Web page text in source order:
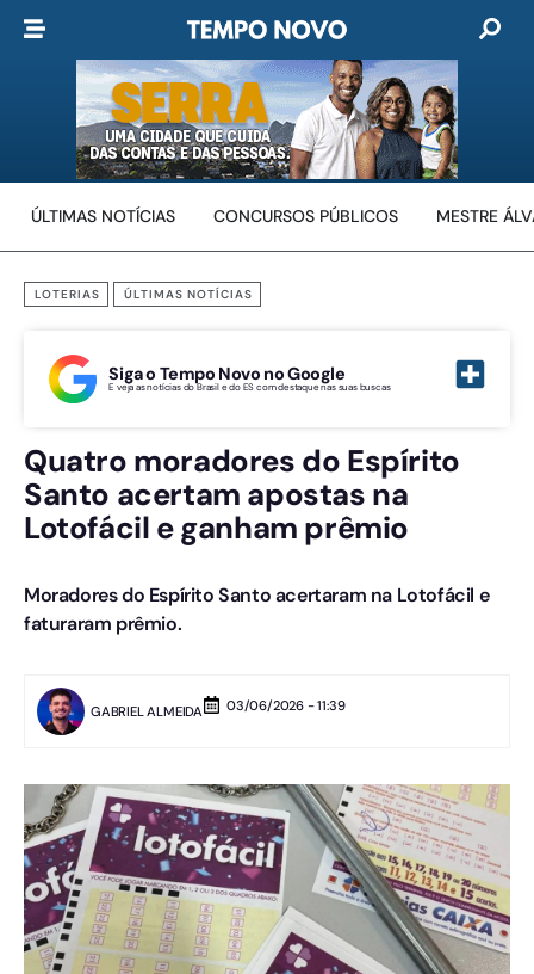
ÚLTIMAS NOTÍCIAS CONCURSOS PÚBLICOS MESTRE
LOTERIAS ÚLTIMAS NOTÍCIAS
Siga o Tempo Novo no Google
E veja as notícias do Brasil e do ES com destaque nas suas buscas
Quatro moradores do Espírito
Santo acertam apostas na
Lotofácil e ganham prêmio
Moradores do Espírito Santo acertaram na Lotofácil e
faturaram prêmio.
GABRIEL ALMEIDA 03/06/2026 - 11:39